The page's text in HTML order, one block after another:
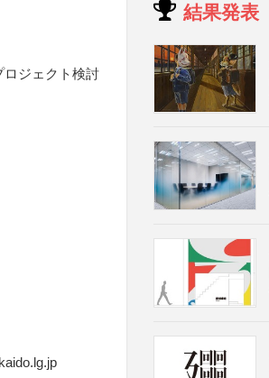
ロジェクト検討
結果発表